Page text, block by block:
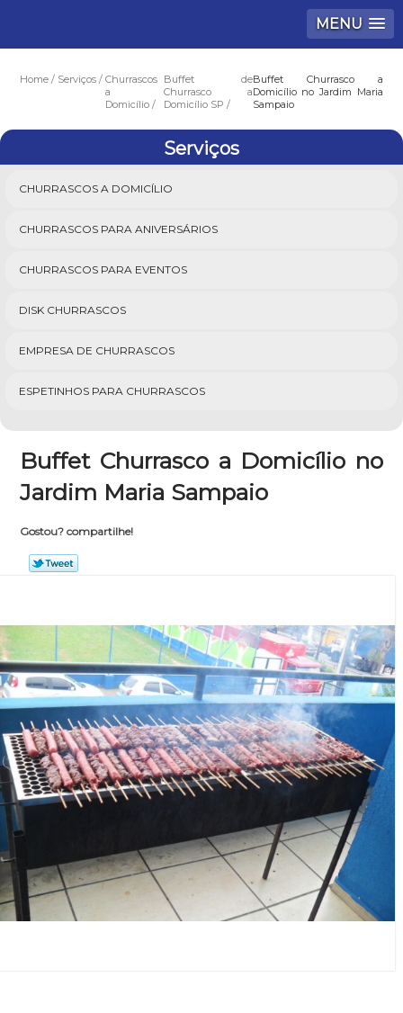
MENU
Home Serviços
Churrascos
a
Domicílio
Buffet de
Churrasco a
Domicílio SP
Buffet Churrasco a
Domicílio no Jardim Maria
Sampaio
Serviços
CHURRASCOS A DOMICÍLIO
CHURRASCOS PARA ANIVERSÁRIOS
CHURRASCOS PARA EVENTOS
DISK CHURRASCOS
EMPRESA DE CHURRASCOS
ESPETINHOS PARA CHURRASCOS
Buffet Churrasco a Domicílio no
Jardim Maria Sampaio
Gostou? compartilhe!